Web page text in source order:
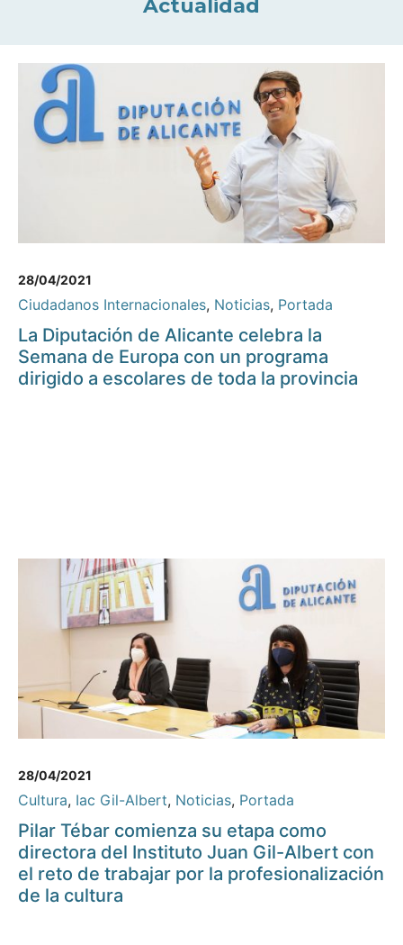
Actualidad
28/04/2021
Ciudadanos Internacionales, Noticias, Portada
La Diputación de Alicante celebra la
Semana de Europa con un programa
dirigido a escolares de toda la provincia
28/04/2021
Cultura, Iac Gil-Albert, Noticias, Portada
Pilar Tébar comienza su etapa como
directora del Instituto Juan Gil-Albert con
el reto de trabajar por la profesionalización
de la cultura